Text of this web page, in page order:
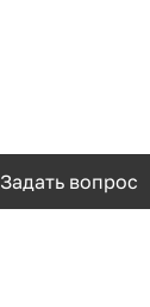
Задать вопрос